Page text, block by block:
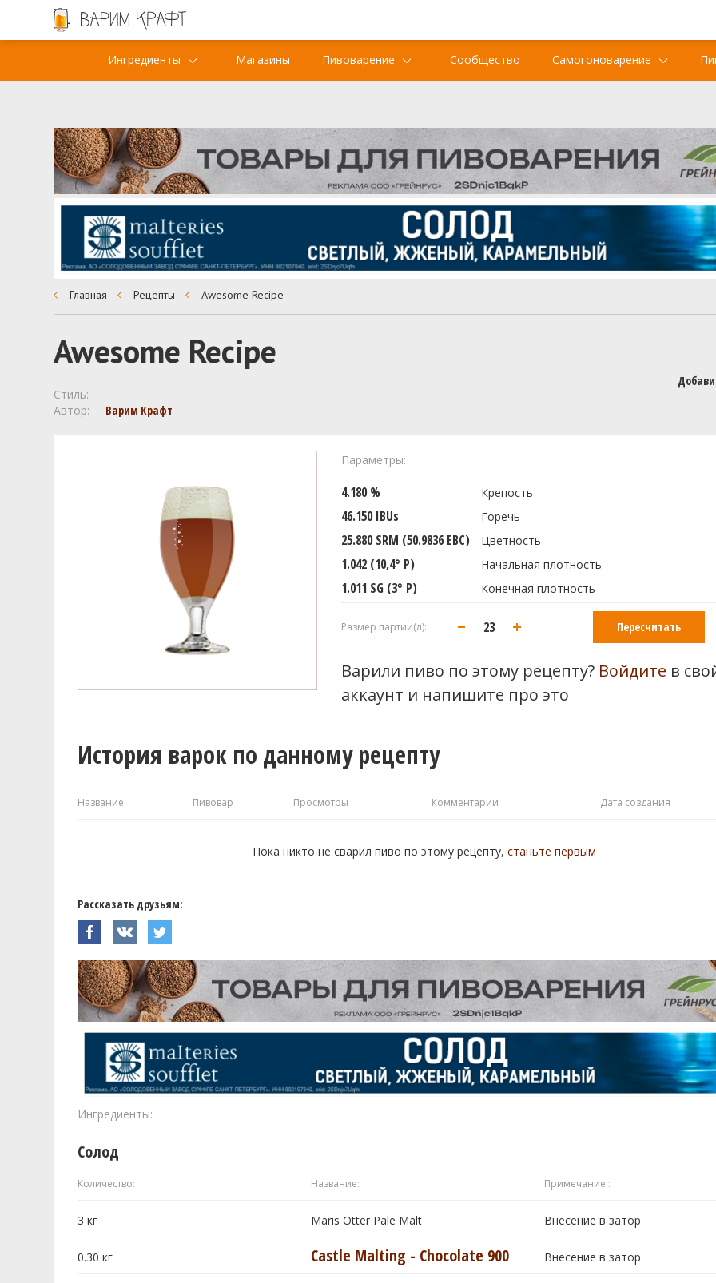
Ингредиенты Магазины Пивоварение Сообщество Самогоноварение
Главная Рецепты Awesome Recipe
Awesome Recipe
Стиль:
Автор:
Варим Крафт
Параметры:
4.180 % Крепость
46.150 IBUs Горечь
25.880 SRM (50.9836 EBC) Цветность
1.042 (10,4° P) Начальная плотность
1.011 SG (3° P) Конечная плотность
Размер партии(л): Пересчитать
Варили пиво по этому рецепту? Войдите в
аккаунт и напишите про это
История варок по данному рецепту
Название Пивовар Просмотры Комментарии Дата создания
Пока никто не сварил пиво по этому рецепту,станьте первым
Рассказать друзьям:
Ингредиенты:
Солод
Количество: Название: Примечание :
3кг Maris Otter Pale Malt Внесение в затор
0.30кг Castle Malting - Chocolate 900 Внесение в затор